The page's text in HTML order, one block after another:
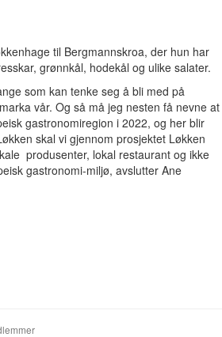
til Bergmannskroa, der hun har
grønnkål, hodekål og ulike salater.
som kan tenke seg å bli med på
vår. Og så må jeg nesten få nevne at
gastronomiregion i 2022, og her blir
skal vi gjennom prosjektet Løkken
produsenter, lokal restaurant og ikke
gastronomi-miljø, avslutter Ane